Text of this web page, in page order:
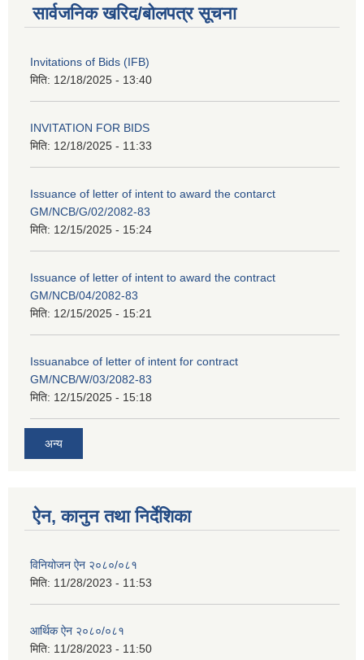
सार्वजनिक खरिद/बोलपत्र सूचना
Invitations of Bids (IFB)
मिति: 12/18/2025 - 13:40
INVITATION FOR BIDS
मिति: 12/18/2025 - 11:33
Issuance of letter of intent to award the contarct
GM/NCB/G/02/2082-83
मिति: 12/15/2025 - 15:24
Issuance of letter of intent to award the contract
GM/NCB/04/2082-83
मिति: 12/15/2025 - 15:21
Issuanabce of letter of intent for contract
GM/NCB/W/03/2082-83
मिति: 12/15/2025 - 15:18
अन्य
ऐन, कानुन तथा निर्देशिका
विनियोजन ऐन २०८०/०८१
मिति: 11/28/2023 - 11:53
आर्थिक ऐन २०८०/०८१
मिति: 11/28/2023 - 11:50